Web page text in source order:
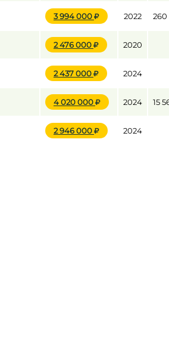
3 994 000 2022 260
2 476 000 2020
2 437 000 2024
4 020 000 2024 15
2 946 000 2024